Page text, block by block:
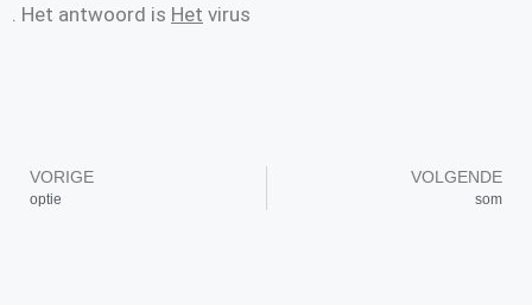
. Het antwoord is Het virus
VORIGE
optie
VOLGENDE
som